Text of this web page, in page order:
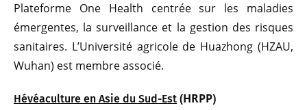
Plateforme One Health centrée sur les maladies
émergentes, la surveillance et la gestion des risques
sanitaires. L’Université agricole de Huazhong (HZAU,
Wuhan) est membre associé.
Hévéaculture en Asie du Sud-Est (HRPP)